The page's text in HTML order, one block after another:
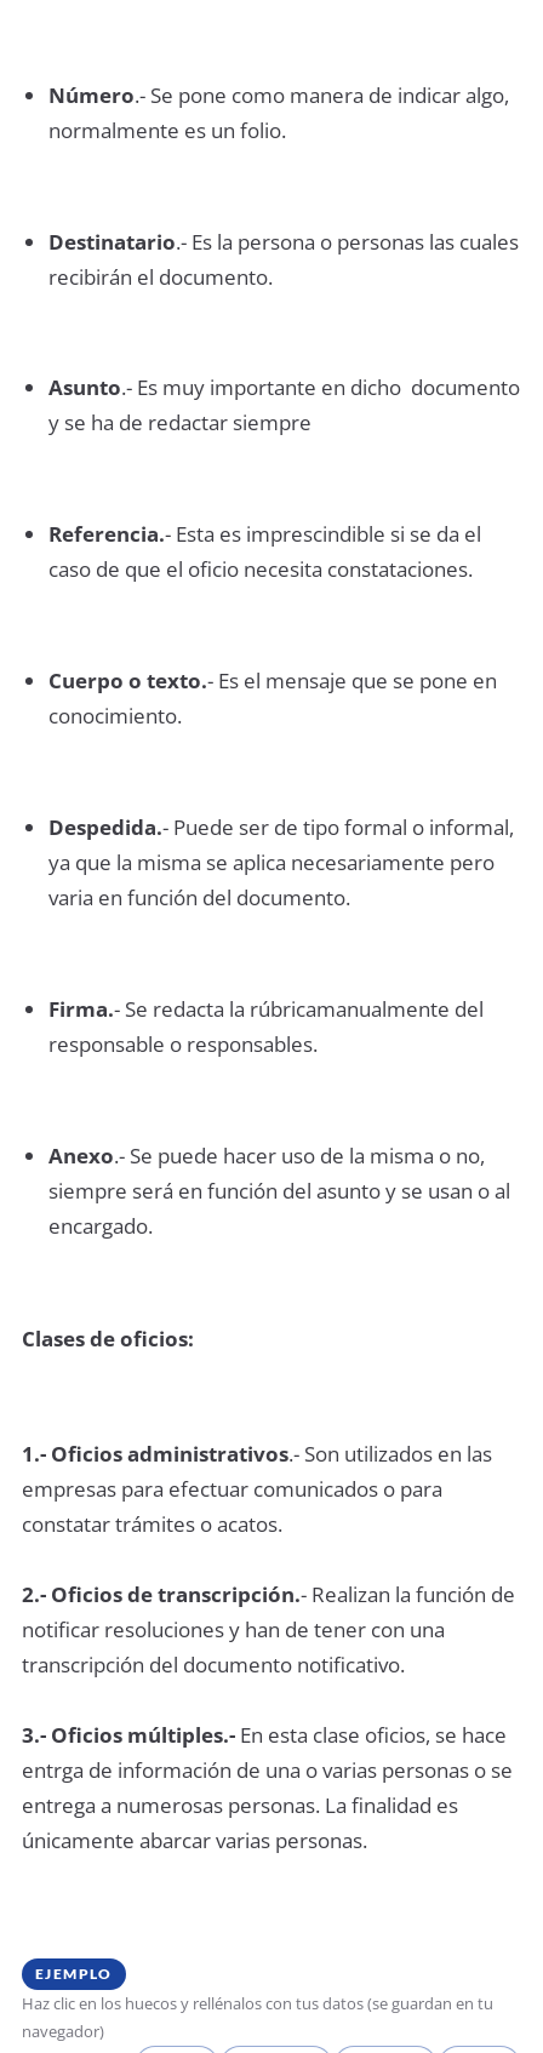
Número.- Se pone como manera de indicar algo,
normalmente es un folio.
Destinatario.- Es la persona o personas las cuales
recibirán el documento.
Asunto.- Es muy importante en dicho documento
y se ha de redactar siempre
Referencia.- Esta es imprescindible si se da el
caso de que el oficio necesita constataciones.
Cuerpo o texto.- Es el mensaje que se pone en
conocimiento.
Despedida.- Puede ser de tipo formal o informal,
ya que la misma se aplica necesariamente pero
varia en función del documento.
Firma.- Se redacta la rúbricamanualmente del
responsable o responsables.
Anexo.- Se puede hacer uso de la misma o no,
siempre será en función del asunto y se usan o al
encargado.
Clases de oficios:
1.- Oficios administrativos.- Son utilizados en las
empresas para efectuar comunicados o para
constatar trámites o acatos.
2.- Oficios de transcripción.- Realizan la función de
notificar resoluciones y han de tener con una
transcripción del documento notificativo.
3.- Oficios múltiples.- En esta clase oficios, se hace
entrga de información de una o varias personas o se
entrega a numerosas personas. La finalidad es
únicamente abarcar varias personas.
EJEMPLO
Haz clic en los huecos y rellénalos con tus datos (se guardan en tu
navegador)